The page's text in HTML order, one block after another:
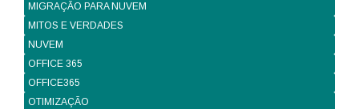
MIGRAÇÃO PARA NUVEM
MITOS E VERDADES
NUVEM
OFFICE 365
OFFICE365
OTIMIZAÇÃO